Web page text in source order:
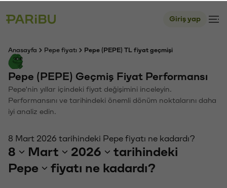
Giriş yap
Anasayfa Pepe fiyatı Pepe (PEPE) TL fiyat geçmişi
Pepe (PEPE) Geçmiş Fiyat Performansı
Pepe'nin yıllar içindeki fiyat değişimini inceleyin.
Performansını ve tarihindeki önemli dönüm noktalarını daha
iyi analiz edin.
8 Mart 2026 tarihindeki Pepe fiyatı ne kadardı?
8 Mart 2026
tarihindeki
Pepe
fiyatı ne kadardı?